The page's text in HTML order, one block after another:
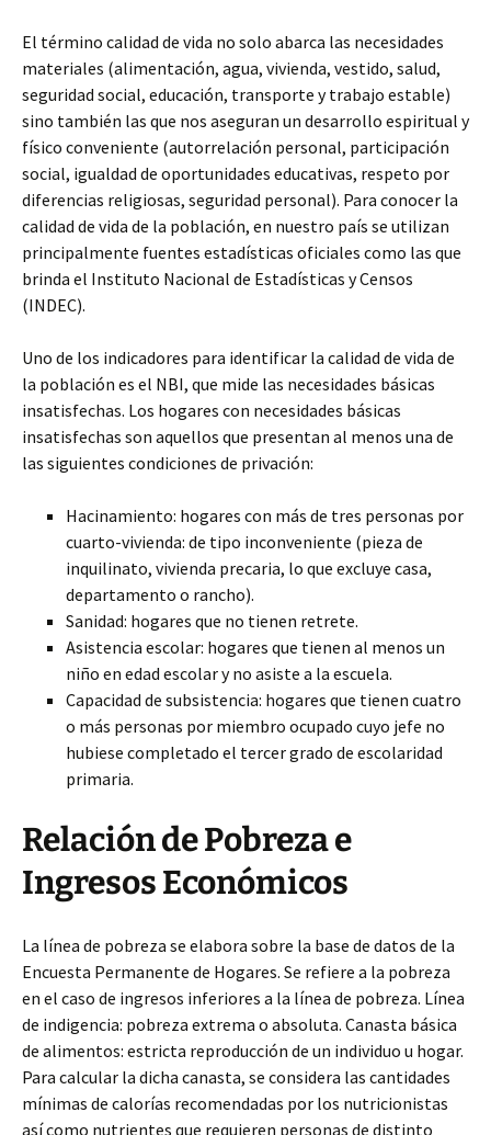
El término calidad de vida no solo abarca las necesidades
materiales (alimentación, agua, vivienda, vestido, salud,
seguridad social, educación, transporte y trabajo estable)
sino también las que nos aseguran un desarrollo espiritual y
físico conveniente (autorrelación personal, participación
social, igualdad de oportunidades educativas, respeto por
diferencias religiosas, seguridad personal). Para conocer la
calidad de vida de la población, en nuestro país se utilizan
principalmente fuentes estadísticas oficiales como las que
brinda el Instituto Nacional de Estadísticas y Censos
(INDEC).
Uno de los indicadores para identificar la calidad de vida de
la población es el NBI, que mide las necesidades básicas
insatisfechas. Los hogares con necesidades básicas
insatisfechas son aquellos que presentan al menos una de
las siguientes condiciones de privación:
Hacinamiento: hogares con más de tres personas por
cuarto-vivienda: de tipo inconveniente (pieza de
inquilinato, vivienda precaria, lo que excluye casa,
departamento o rancho).
Sanidad: hogares que no tienen retrete.
Asistencia escolar: hogares que tienen al menos un
niño en edad escolar y no asiste a la escuela.
Capacidad de subsistencia: hogares que tienen cuatro
o más personas por miembro ocupado cuyo jefe no
hubiese completado el tercer grado de escolaridad
primaria.
Relación de Pobreza e
Ingresos Económicos
La línea de pobreza se elabora sobre la base de datos de la
Encuesta Permanente de Hogares. Se refiere a la pobreza
en el caso de ingresos inferiores a la línea de pobreza. Línea
de indigencia: pobreza extrema o absoluta. Canasta básica
de alimentos: estricta reproducción de un individuo u hogar.
Para calcular la dicha canasta, se considera las cantidades
mínimas de calorías recomendadas por los nutricionistas
así como nutrientes que requieren personas de distinto